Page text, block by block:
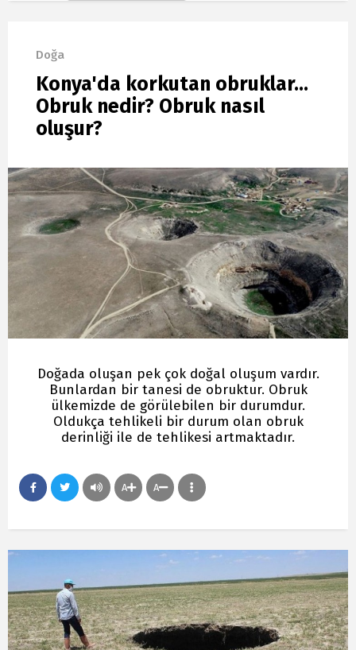
Doğa
Konya'da korkutan obruklar...
Obruk nedir? Obruk nasıl
oluşur?
Doğada oluşan pek çok doğal oluşum vardır.
Bunlardan bir tanesi de obruktur. Obruk
ülkemizde de görülebilen bir durumdur.
Oldukça tehlikeli bir durum olan obruk
derinliği ile de tehlikesi artmaktadır.
A A